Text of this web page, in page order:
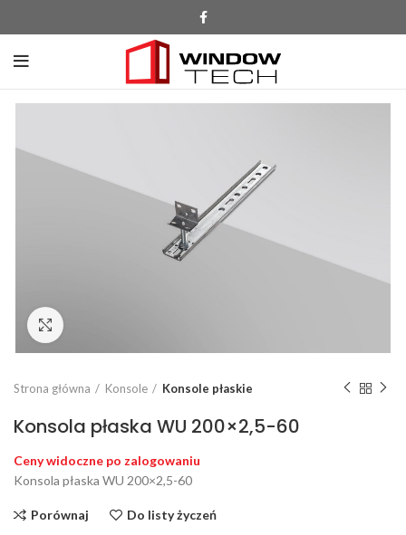
Strona główna Konsole Konsole płaskie
Konsola płaska WU 200×2,5-60
Ceny widoczne po zalogowaniu
Konsola płaska WU 200×2,5-60
Porównaj Do listy życzeń